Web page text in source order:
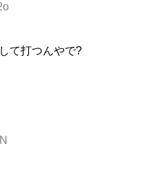
て打つんやで?